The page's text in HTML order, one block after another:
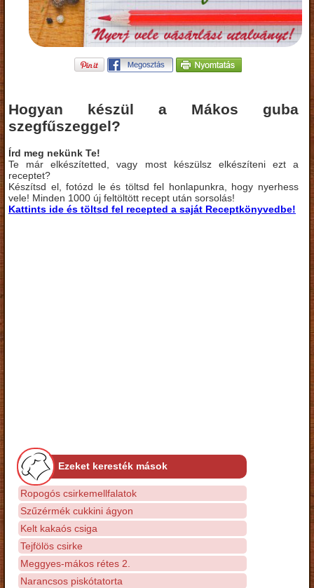
Hogyan készül a Mákos guba
szegfűszeggel?
Írd meg nekünk Te!
Te már elkészítetted, vagy most készülsz elkészíteni ezt a
receptet?
Készítsd el, fotózd le és töltsd fel honlapunkra, hogy nyerhess
vele! Minden 1000 új feltöltött recept után sorsolás!
Kattints ide és töltsd fel recepted a saját Receptkönyvedbe!
Ezeket keresték mások
Ropogós csirkemellfalatok
Szűzérmék cukkini ágyon
Kelt kakaós csiga
Tejfölös csirke
Meggyes-mákos rétes 2.
Narancsos piskótatorta